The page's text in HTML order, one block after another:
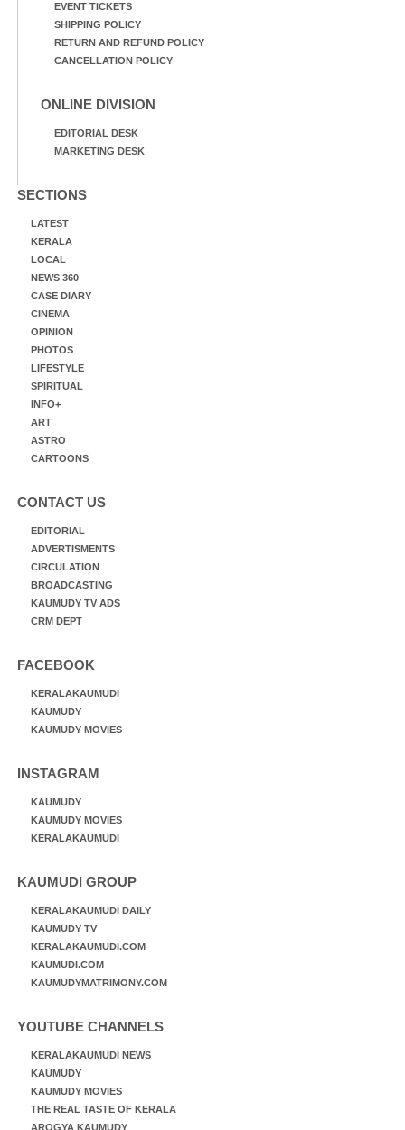
EVENT TICKETS
SHIPPING POLICY
RETURN AND REFUND POLICY
CANCELLATION POLICY
ONLINE DIVISION
EDITORIAL DESK
MARKETING DESK
SECTIONS
LATEST
KERALA
LOCAL
NEWS 360
CASE DIARY
CINEMA
OPINION
PHOTOS
LIFESTYLE
SPIRITUAL
INFO+
ART
ASTRO
CARTOONS
CONTACT US
EDITORIAL
ADVERTISMENTS
CIRCULATION
BROADCASTING
KAUMUDY TV ADS
CRM DEPT
FACEBOOK
KERALAKAUMUDI
KAUMUDY
KAUMUDY MOVIES
INSTAGRAM
KAUMUDY
KAUMUDY MOVIES
KERALAKAUMUDI
KAUMUDI GROUP
KERALAKAUMUDI DAILY
KAUMUDY TV
KERALAKAUMUDI.COM
KAUMUDI.COM
KAUMUDYMATRIMONY.COM
YOUTUBE CHANNELS
KERALAKAUMUDI NEWS
KAUMUDY
KAUMUDY MOVIES
THE REAL TASTE OF KERALA
AROGYA KAUMUDY